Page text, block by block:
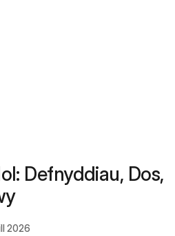
Defnyddiau, Dos,
2026